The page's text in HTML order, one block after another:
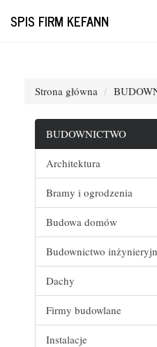
SPIS FIRM KEFANN
Strona główna
BUDOWNICTWO
Architektura
Bramy i ogrodzenia
Budowa domów
Budownictwo
Dachy
Firmy budowlane
Instalacje